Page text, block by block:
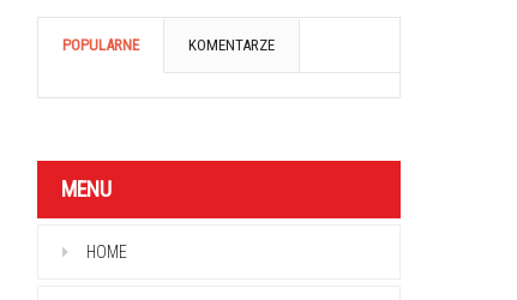
POPULARNE KOMENTARZE
MENU
HOME